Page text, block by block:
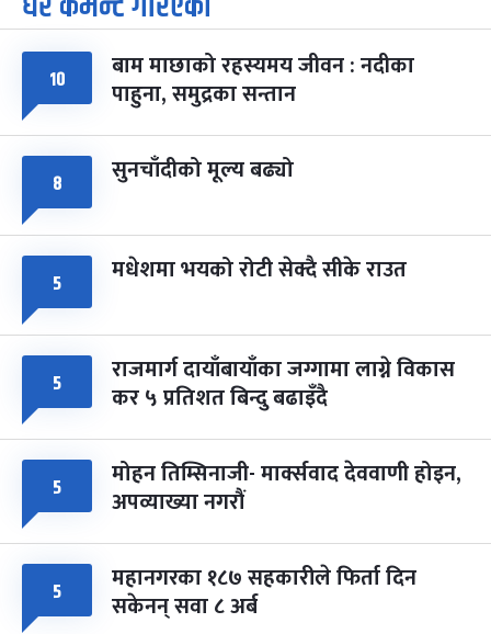
आइत चैत्र ७, २०८३-Mar 21, 2027
८ फागुपूर्णिमा
चैत्र ८, २०८३-Mar 22, 2027
७ महिना बाँकी
१० बाम माछाको रहस्यमय जीवन : नदीका
पाहुना, समुद्रका सन्तान
८ सुनचाँदीको मूल्य बढ्यो
५ मधेशमा भयको रोटी सेक्दै सीके राउत
५ राजमार्ग दायाँबायाँका जग्गामा लाग्ने विकास
कर ५ प्रतिशत बिन्दु बढाइँदै
५ मोहन तिम्सिनाजी- मार्क्सवाद देववाणी होइन,
अपव्याख्या नगरौं
५ महानगरका १८७ सहकारीले फिर्ता दिन
सकेनन् सवा ८ अर्ब